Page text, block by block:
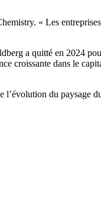
« Les
a quitté en 2024
croissante dans le
du paysage